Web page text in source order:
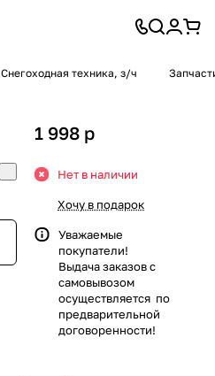
Снегоходная техника, з/ч
1 998 p
Нет в наличии
Хочу в подарок
Уважаемые
покупатели!
Выдача заказов с
самовывозом
осуществляется по
предварительной
договоренности!